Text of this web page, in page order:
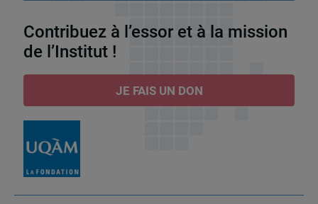
Contribuez à l’essor et à la mission
de l’Institut !
JE FAIS UN DON